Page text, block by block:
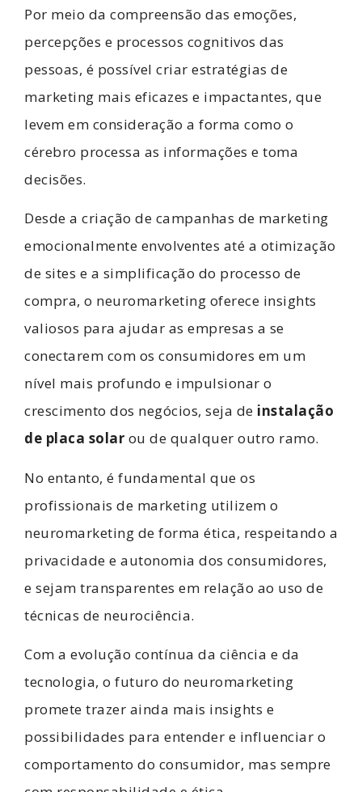
Por meio da compreensão das emoções,
percepções e processos cognitivos das
pessoas, é possível criar estratégias de
marketing mais eficazes e impactantes, que
levem em consideração a forma como o
cérebro processa as informações e toma
decisões.
Desde a criação de campanhas de marketing
emocionalmente envolventes até a otimização
de sites e a simplificação do processo de
compra, o neuromarketing oferece insights
valiosos para ajudar as empresas a se
conectarem com os consumidores em um
nível mais profundo e impulsionar o
crescimento dos negócios, seja de instalação
de placa solar ou de qualquer outro ramo.
No entanto, é fundamental que os
profissionais de marketing utilizem o
neuromarketing de forma ética, respeitando a
privacidade e autonomia dos consumidores,
e sejam transparentes em relação ao uso de
técnicas de neurociência.
Com a evolução contínua da ciência e da
tecnologia, o futuro do neuromarketing
promete trazer ainda mais insights e
possibilidades para entender e influenciar o
comportamento do consumidor, mas sempre